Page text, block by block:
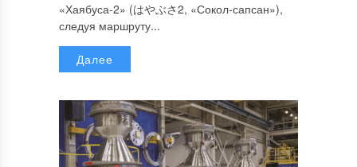
«Хаябуса-2» (はやぶさ2, «Сокол-сапсан»),
следуя маршруту...
Далее